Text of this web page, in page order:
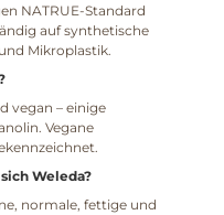
NATRUE-Standard
auf synthetische
Mikroplastik.
vegan – einige
Vegane
Weleda?
normale, fettige und